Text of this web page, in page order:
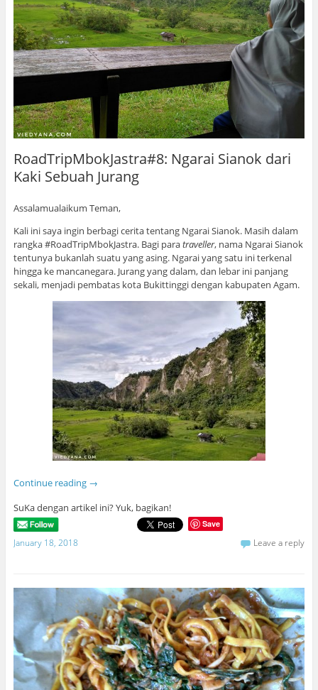
RoadTripMbokJastra#8: Ngarai Sianok dari
Kaki Sebuah Jurang
Assalamualaikum Teman,
Kali ini saya ingin berbagi cerita tentang Ngarai Sianok. Masih dalam
rangka #RoadTripMbokJastra. Bagi paratraveller, nama Ngarai Sianok
tentunya bukanlah suatu yang asing. Ngarai yang satu ini terkenal
hingga ke mancanegara. Jurang yang dalam, dan lebar ini panjang
sekali, menjadi pembatas kota Bukittinggi dengan kabupaten Agam.
Continue reading →
SuKa dengan artikel ini? Yuk, bagikan!
Save
January 18, 2018 Leave a reply